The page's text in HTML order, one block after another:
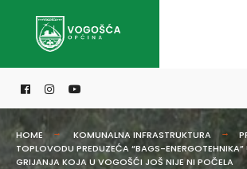
HOME KOMUNALNA INFRASTRUKTURA
TOPLOVODU PREDUZEĆA “BAGS-
GRIJANJA KOJA U VOGOŠĆI JOŠ NIJE NI POČELA
for: